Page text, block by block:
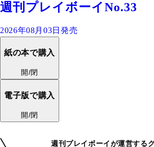
週刊プレイボーイNo.33
2026年08月03日発売
紙の本で購入
開/閉
電子版で購入
開/閉
週刊プレイボーイが運営する